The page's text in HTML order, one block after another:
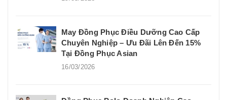
May Đồng Phục Điều Dưỡng Cao Cấp
Chuyên Nghiệp – Ưu Đãi Lên Đến 15%
Tại Đồng Phục Asian
16/03/2026